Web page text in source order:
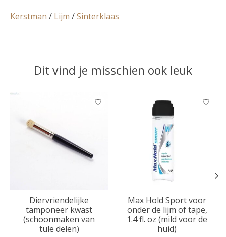
Kerstman / Lijm /Sinterklaas
Dit vind je misschien ook leuk
Items van productcarrousel
Diervriendelijke
tamponeer kwast
(schoonmaken van
tule delen)
Max Hold Sport voor
onder de lijm of tape,
1.4 fl. oz (mild voor de
huid)